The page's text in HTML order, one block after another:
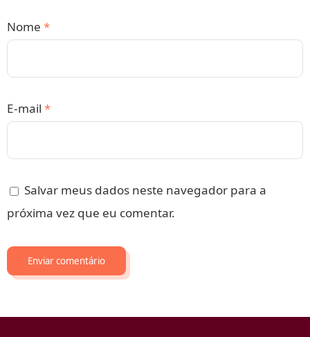
Nome *
E-mail *
Salvar meus dados neste navegador para a
próxima vez que eu comentar.